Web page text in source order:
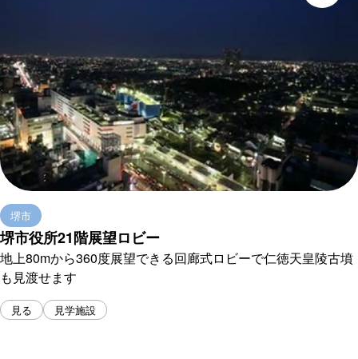
堺市
堺市役所21階展望ロビー
地上80mから360度展望できる回廊式ロビーで仁徳天皇陵古墳
も見渡せます
見る 見学施設